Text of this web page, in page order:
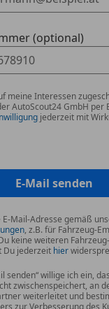
Gewähr!!!!
werden in
geprüft.
vor dem Kauf
Verfügung.
Ihnen
zu besten Preisen.
Ihr kommen.
(optional)
meine Interessen
AutoScout24 GmbH per
jederzeit mit
E-Mail senden
Mail-Adresse gemäß
, z.B. für Fahrzeug-
keine weiteren
Du jederzeit hier
senden“ willige ich ein,
zwischenspeichert, an
weiterleitet und
zur Verbesserung des